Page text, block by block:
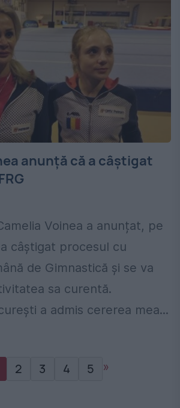
anunță că a câștigat
Voinea a anunțat, pe
câștigat procesul cu
de Gimnastică și se va
sa curentă.
a admis cererea mea...
2 3 4 5 »